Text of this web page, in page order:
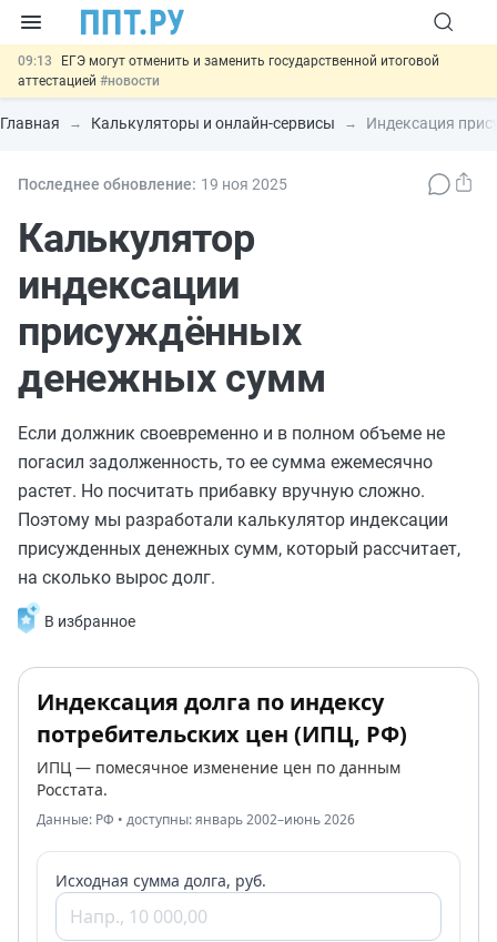
09:13
ЕГЭ могут отменить и заменить государственной итоговой
аттестацией #новости
00:01
7 августа: важные документы, вступающие в силу сегодня
#новости
06.08 Подписан указ об отмене спецрежима для вкладов физлиц из
06.08
банковской гарантией
#новости
Главная Калькуляторы и онлайн-сервисы Индексация
Последнее обновление: 19 ноя 2025
Калькулятор
индексации
присуждённых
денежных сумм
Если должник своевременно и в полном объеме не
погасил задолженность, то ее сумма ежемесячно
растет. Но посчитать прибавку вручную сложно.
Поэтому мы разработали калькулятор индексации
присужденных денежных сумм, который рассчитает,
на сколько вырос долг.
В избранное
Индексация долга по индексу
потребительских цен (ИПЦ, РФ)
ИПЦ — помесячное изменение цен по данным
Росстата.
Данные: РФ • доступны: январь 2002–июнь 2026
Исходная сумма долга, руб.